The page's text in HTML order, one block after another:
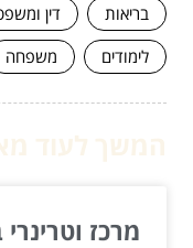
בריאות דין
לימודים
משפחה
מרכז